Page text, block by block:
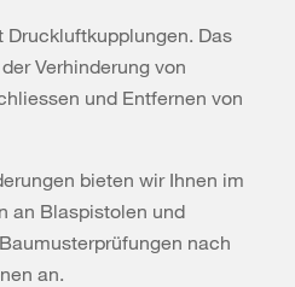
Druckluftkupplungen. Das
Verhinderung von
und Entfernen von
bieten wir Ihnen im
an Blaspistolen und
nach
an.